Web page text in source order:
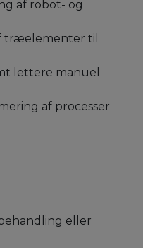
af robot- og
træelementer til
lettere manuel
af processer
eller